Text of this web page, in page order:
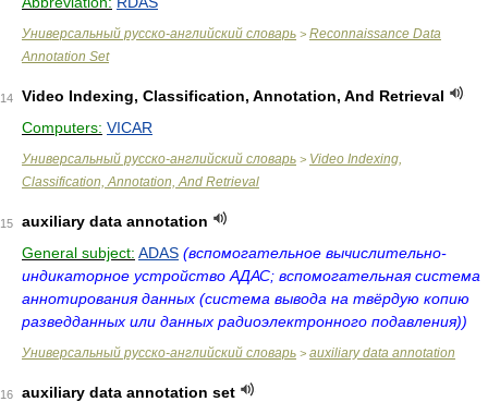
Универсальный русско-английский словарь > Reconnaissance Data
Annotation Set
14
Video Indexing, Classification, Annotation, And Retrieval
Computers: VICAR
Универсальный русско-английский словарь > Video Indexing,
Classification, Annotation, And Retrieval
15
auxiliary data annotation
General subject: ADAS (вспомогательное вычислительно-
индикаторное устройство АДАС; вспомогательная система
аннотирования данных (система вывода на твёрдую копию
разведданных или данных радиоэлектронного подавления))
Универсальный русско-английский словарь > auxiliary data annotation
16
auxiliary data annotation set